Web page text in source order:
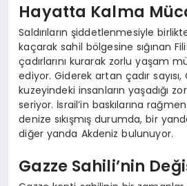
Hayatta Kalma
Saldırıların şiddetlenmesiyle
kaçarak sahil bölgesine sığınan
çadırlarını kurarak zorlu yaşam
ediyor. Giderek artan çadır sayısı,
kuzeyindeki insanların yaşadığı
seriyor. İsrail’in baskılarına
denize sıkışmış durumda, bir
diğer yanda Akdeniz bulunuyor.
Gazze Sahili’nin